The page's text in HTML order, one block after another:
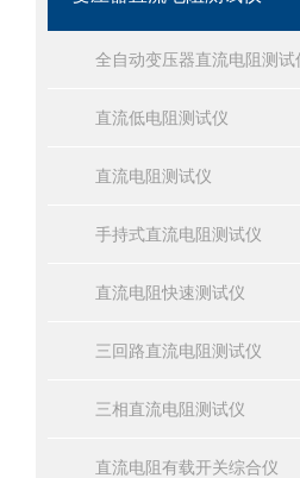
全自动变压器直流电阻测试
直流低电阻测试仪
直流电阻测试仪
手持式直流电阻测试仪
直流电阻快速测试仪
三回路直流电阻测试仪
三相直流电阻测试仪
直流电阻有载开关综合仪